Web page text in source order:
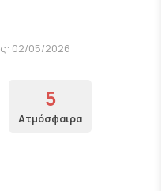
02/05/2026
5
Ατμόσφαιρα